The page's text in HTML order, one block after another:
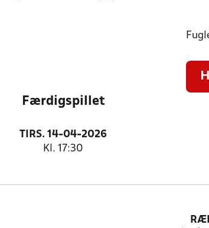
Færdigspillet
TIRS. 14-04-2026
Kl. 17:30